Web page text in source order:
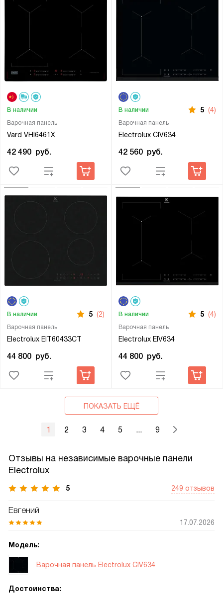
Варочная панель
Vard VHI6461X
В наличии
42 490 руб.
Варочная панель
Electrolux CIV634
В наличии 5 (4)
42 560 руб.
Варочная панель
Electrolux EIT60433CT
В наличии 5 (2)
44 800 руб.
Варочная панель
Electrolux EIV634
В наличии 5 (4)
44 800 руб.
ПОКАЗАТЬ ЕЩЁ
1 2 3 4 5 ... 9
Отзывы на независимые варочные панели
Electrolux
5 249 отзывов
Евгений
17.07.2026
Модель:
Варочная панель Electrolux CIV634
Достоинства: